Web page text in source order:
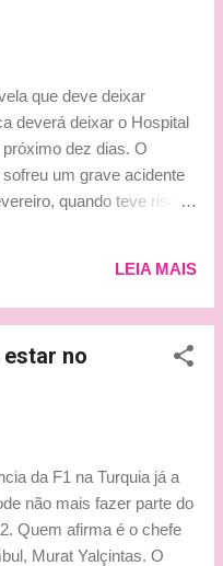
Então, você
isso se torna muito
fazer, mas você sabe
que o seu nível
que deve deixar
deverá deixar o Hospital
dez dias. O
um grave acidente
quando teve risco
da Renault, se disse
e, mesmo já tendo
começando a me sentir
no caminho certo:
Santa Corona em
afirmou, também,
totais da mão direita
LEIA MAIS
estar no
da F1 na Turquia já a
não mais fazer parte do
Quem afirma é o chefe
Murat Yalçintas. O